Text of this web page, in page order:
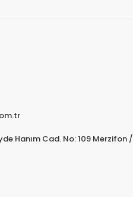
Hanım Cad. No: 109 Merzifon /